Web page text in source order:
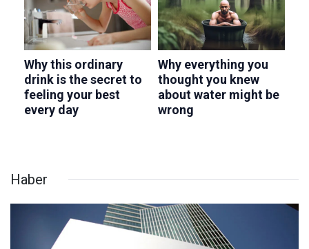
Haber